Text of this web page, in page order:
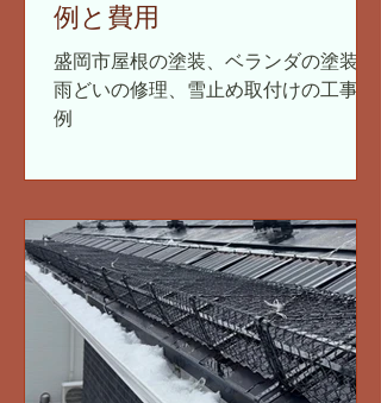
例と費用
盛岡市屋根の塗装、ベランダの塗装、
雨どいの修理、雪止め取付けの工事事
例